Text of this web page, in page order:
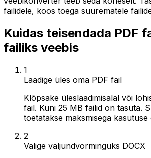
failidele, koos toega suurematele
Kuidas teisendada PDF
failiks veebis
1
Laadige üles oma PDF fail
Klõpsake üleslaadimisalal või
fail. Kuni 25 MB failid on tasuta.
toetatakse maksmisega kasutuse
2
Valige väljundvorminguks DOCX